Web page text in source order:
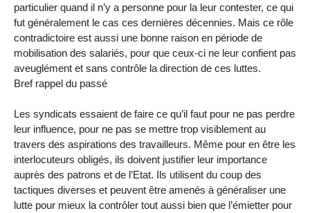
particulier quand il n’y a personne pour la leur contester, ce qui
fut généralement le cas ces dernières décennies. Mais ce rôle
contradictoire est aussi une bonne raison en période de
mobilisation des salariés, pour que ceux-ci ne leur confient pas
aveuglément et sans contrôle la direction de ces luttes.
Bref rappel du passé
Les syndicats essaient de faire ce qu’il faut pour ne pas perdre
leur influence, pour ne pas se mettre trop visiblement au
travers des aspirations des travailleurs. Même pour en être les
interlocuteurs obligés, ils doivent justifier leur importance
auprès des patrons et de l’Etat. Ils utilisent du coup des
tactiques diverses et peuvent être amenés à généraliser une
lutte pour mieux la contrôler tout aussi bien que l’émietter pour